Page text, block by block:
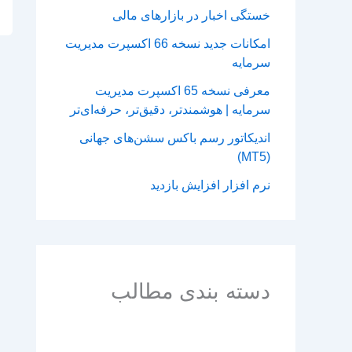
خستگی اخبار در بازارهای مالی
امکانات جدید نسخه 66 اکسپرت مدیریت
سرمایه
معرفی نسخه 65 اکسپرت مدیریت
سرمایه | هوشمندتر، دقیق‌تر، حرفه‌ای‌تر
اندیکاتور رسم باکس سشن‌های جهانی
(MT5)
نرم افزار افزایش بازدید
دسته بندی مطالب